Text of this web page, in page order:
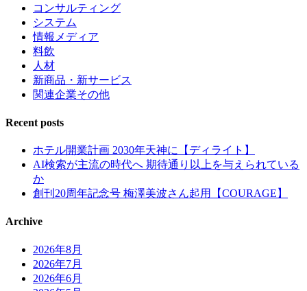
コンサルティング
システム
情報メディア
料飲
人材
新商品・新サービス
関連企業その他
Recent posts
ホテル開業計画 2030年天神に【ディライト】
AI検索が主流の時代へ 期待通り以上を与えられている
か
創刊20周年記念号 梅澤美波さん起用【COURAGE】
Archive
2026年8月
2026年7月
2026年6月